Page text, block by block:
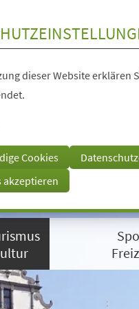
dieser Website erklären
Cookies
akzeptieren